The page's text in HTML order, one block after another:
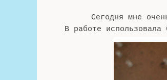
Сегодня мне
В работе